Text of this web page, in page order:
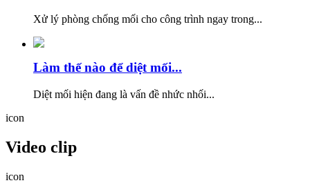
Xử lý phòng chống mối cho công trình ngay trong...
Làm thế nào để diệt mối...
Diệt mối hiện đang là vấn đề nhức nhối...
icon
Video clip
icon